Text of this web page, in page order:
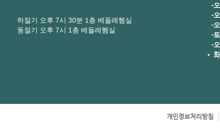
하절기 오후 7시 30분 1층 베들레헴실
동절기 오후 7시 1층 베들레헴실
-오
-오
-오
-토
-오
•
개인정보처리방침